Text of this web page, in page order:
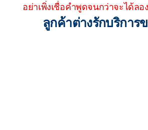
อย่าเพิ่งเชื่อคำพูดจนกว่าจะได้ล
ลูกค้าต่างรักบริการ